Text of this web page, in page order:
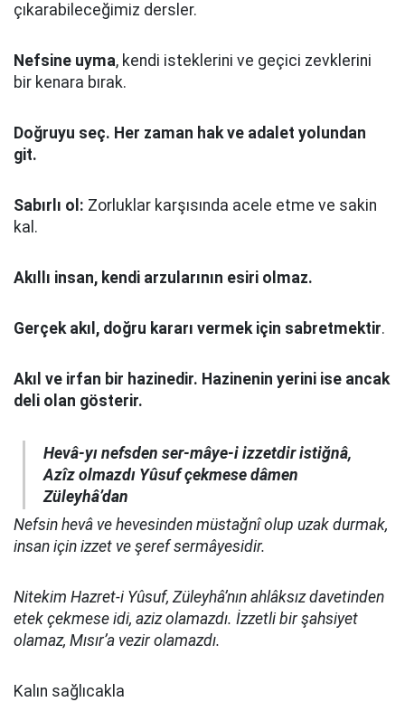
çıkarabileceğimiz dersler.
Nefsine uyma, kendi isteklerini ve geçici zevklerini
bir kenara bırak.
Doğruyu seç. Her zaman hak ve adalet yolundan
git.
Sabırlı ol: Zorluklar karşısında acele etme ve sakin
kal.
Akıllı insan, kendi arzularının esiri olmaz.
Gerçek akıl, doğru kararı vermek için sabretmektir.
Akıl ve irfan bir hazinedir. Hazinenin yerini ise ancak
deli olan gösterir.
Hevâ-yı nefsden ser-mâye-i izzetdir istiğnâ,
Azîz olmazdı Yûsuf çekmese dâmen
Züleyhâ’dan
Nefsin hevâ ve hevesinden müstağnî olup uzak durmak,
insan için izzet ve şeref sermâyesidir.
Nitekim Hazret-i Yûsuf, Züleyhâ’nın ahlâksız davetinden
etek çekmese idi, aziz olamazdı. İzzetli bir şahsiyet
olamaz, Mısır’a vezir olamazdı.
Kalın sağlıcakla